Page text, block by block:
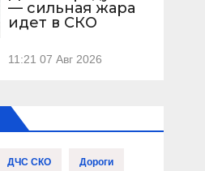
— сильная жара
идет в СКО
11:21 07 Авг 2026
ДЧС СКО Дороги